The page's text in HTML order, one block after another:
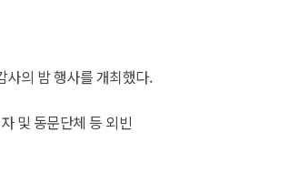
의 밤 행사를 개최했다.
및 동문단체 등 외빈